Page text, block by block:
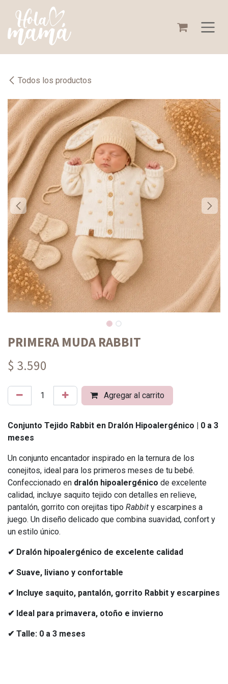
Todos los productos
PRIMERA MUDA RABBIT
$ 3.590
Agregar al carrito
Conjunto Tejido Rabbit en Dralón Hipoalergénico | 0 a 3
meses
Un conjunto encantador inspirado en la ternura de los
conejitos, ideal para los primeros meses de tu bebé.
Confeccionado en dralón hipoalergénico de excelente
calidad, incluye saquito tejido con detalles en relieve,
pantalón, gorrito con orejitas tipo Rabbit y escarpines a
juego. Un diseño delicado que combina suavidad, confort y
un estilo único.
✔ Dralón hipoalergénico de excelente calidad
✔ Suave, liviano y confortable
✔ Incluye saquito, pantalón, gorrito Rabbit y escarpines
✔ Ideal para primavera, otoño e invierno
✔ Talle: 0 a 3 meses